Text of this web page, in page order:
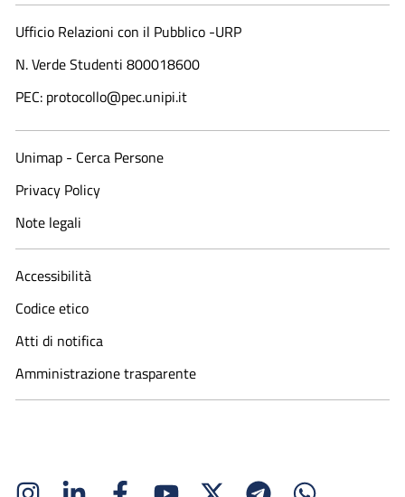
Ufficio Relazioni con il Pubblico -URP
N. Verde Studenti 800018600​
PEC: protocollo@pec.unipi.it
Unimap - Cerca Persone
Privacy Policy
Note legali
Accessibilità
Codice etico
Atti di notifica
Amministrazione trasparente